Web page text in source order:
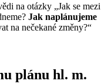
na otázky „Jak se mezi
Jak naplánujeme
na nečekané změny?“
plánu hl. m.